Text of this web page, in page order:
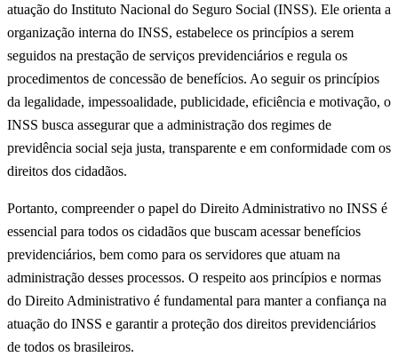
atuação do Instituto Nacional do Seguro Social (INSS). Ele orienta a
organização interna do INSS, estabelece os princípios a serem
seguidos na prestação de serviços previdenciários e regula os
procedimentos de concessão de benefícios. Ao seguir os princípios
da legalidade, impessoalidade, publicidade, eficiência e motivação, o
INSS busca assegurar que a administração dos regimes de
previdência social seja justa, transparente e em conformidade com os
direitos dos cidadãos.
Portanto, compreender o papel do Direito Administrativo no INSS é
essencial para todos os cidadãos que buscam acessar benefícios
previdenciários, bem como para os servidores que atuam na
administração desses processos. O respeito aos princípios e normas
do Direito Administrativo é fundamental para manter a confiança na
atuação do INSS e garantir a proteção dos direitos previdenciários
de todos os brasileiros.